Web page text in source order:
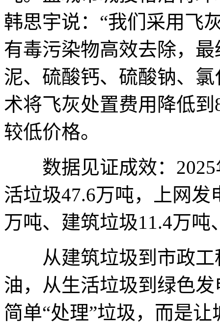
韩思宇说：“我们采用飞
有毒污染物高效去除，
泥、硫酸钙、硫酸钠、
术将飞灰处置费用降低
较低价格。
数据见证成效：2025
活垃圾47.6万吨，上网发
万吨、建筑垃圾11.4万吨
从建筑垃圾到市政工
油，从生活垃圾到绿色
简单“处理”垃圾，而是